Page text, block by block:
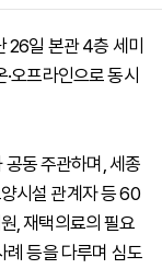
26일 본관 4층 세미
오프라인으로 동시
동 주관하며, 세종
시설 관계자 등 60
, 재택의료의 필요
례 등을 다루며 심도